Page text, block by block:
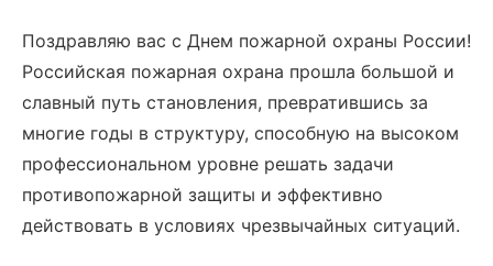
Поздравляю вас с Днем пожарной охраны России!
Российская пожарная охрана прошла большой и
славный путь становления, превратившись за
многие годы в структуру, способную на высоком
профессиональном уровне решать задачи
противопожарной защиты и эффективно
действовать в условиях чрезвычайных ситуаций.